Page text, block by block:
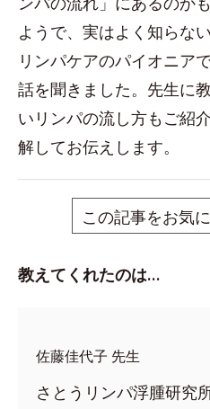
ようで、実はよく知らな
リンパケアのパイオニア
話を聞きました。先生に
いリンパの流し方もご紹
解してお伝えします。
この記事をお気
教えてくれたのは…
佐藤佳代子 先生
さとうリンパ浮腫研究